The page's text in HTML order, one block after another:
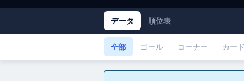
データ 順位表
全部 ゴール コーナー カード